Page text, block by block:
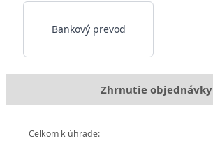
Bankový prevod
Zhrnutie objednávky
Celkom k úhrade: